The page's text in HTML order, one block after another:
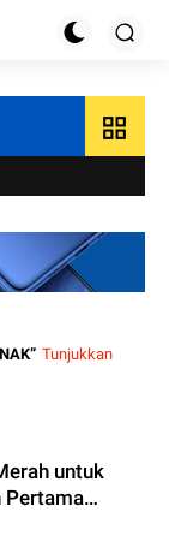
grid_view
Tunjukkan
untuk
Pertama